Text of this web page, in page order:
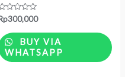
out
of
300,000
BUY VIA
WHATSAPP